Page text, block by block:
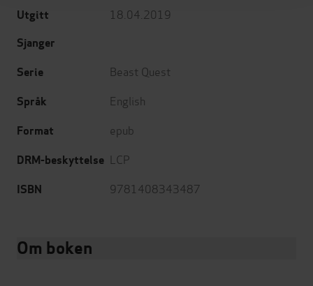
Utgitt 18.04.2019
Sjanger
Serie
Beast Quest
Språk English
Format epub
DRM-beskyttelse LCP
ISBN 9781408343487
Om boken